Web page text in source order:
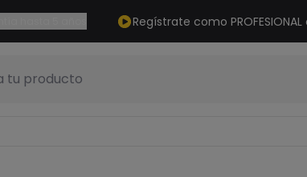
Regístrate como PROFESIONAL
tu producto